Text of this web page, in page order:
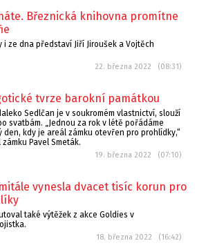
Březnická knihovna promítne
i ze dna představí Jiří Jiroušek a Vojtěch
22. března 2022 (08:31)
tvrze barokní památkou
Sedlčan je v soukromém vlastnictví, slouží
svatbám. „Jednou za rok v létě pořádáme
kdy je areál zámku otevřen pro prohlídky,“
Pavel Smeták.
19. března 2022 (07:10)
vynesla dvacet tisíc korun pro
také výtěžek z akce Goldies v
18. března 2022 (16:42)